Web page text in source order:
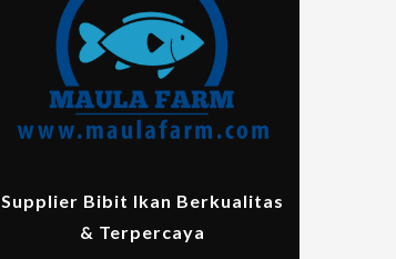
Supplier Bibit Ikan Berkualitas
& Terpercaya